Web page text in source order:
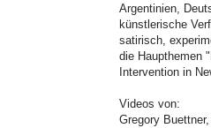
Argentinien,
künstlerische
satirisch,
die Haupthemen
Intervention in
Videos von:
Gregory